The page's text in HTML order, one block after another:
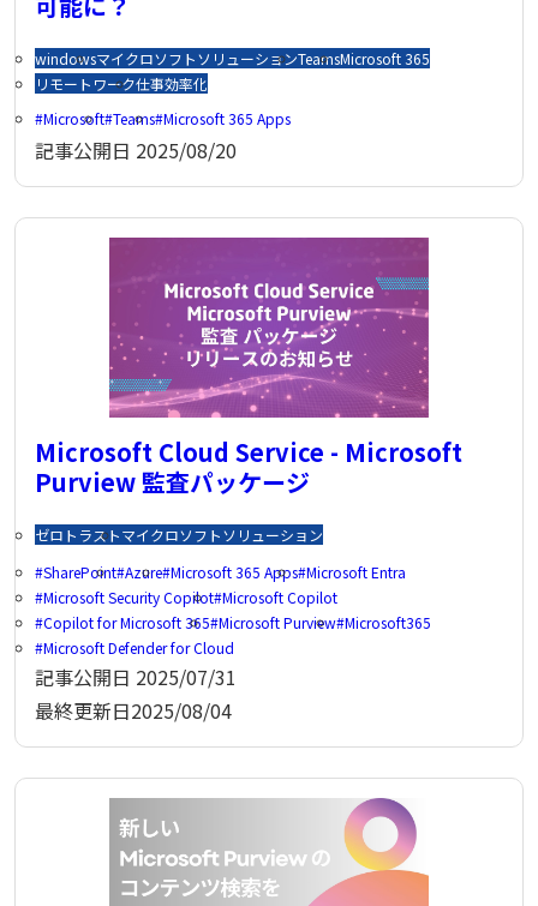
windowsマイクロソフトソリューションTeamsMicrosoft 365
リモートワーク仕事効率化
Microsoft Teams Microsoft 365 Apps
記事公開日 2025/08/20
Microsoft Cloud Service - Microsoft
Purview 監査パッケージ
ゼロトラストマイクロソフトソリューション
SharePoint Azure Microsoft 365 Apps Microsoft Entra
Microsoft Security Copilot Microsoft Copilot
Copilot for Microsoft 365 Microsoft Purview Microsoft365
Microsoft Defender for Cloud
記事公開日 2025/07/31
最終更新日2025/08/04